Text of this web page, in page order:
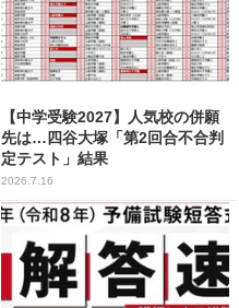
【中学受験2027】人気校の併願
先は…四谷大塚「第2回合不合判
定テスト」結果
2026.7.16